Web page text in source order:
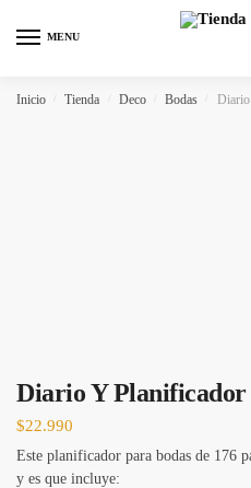
MENU
Inicio Tienda Deco Bodas
Diario Y Planificador
$22.990
Este planificador para bodas de 176
y es que incluye: